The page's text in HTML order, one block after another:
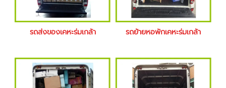
รถส่งของเคหะร่มเกล้า รถย้ายหอพักเคหะร่มเกล้า